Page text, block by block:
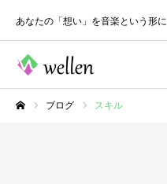
あなたの「想い」を音楽という形に
ブログ スキル